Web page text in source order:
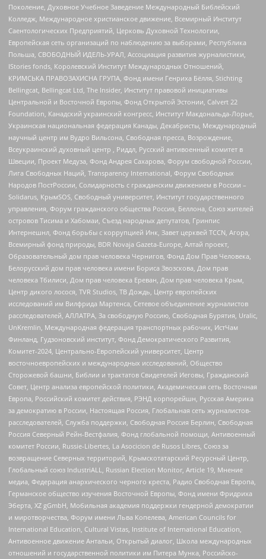
Поколение, Духовное Учебное Заведение Международный Библейский
Колледж, Международное христианское движение, Всемирный Институт
Саентологических Предприятий, Церковь Духовной Технологии,
Европейская сеть организаций по наблюдению за выборами, Республика
Польша, СВОБОДНЫЙ ИДЕЛЬ-УРАЛ, Ассоциация развития журналистики,
IStories fonds, Королевский Институт Международных Отношений,
КРИМСЬКА ПРАВОЗАХИСНА ГРУПА, Фонд имени Генриха Бёлля, Stichting
Bellingcat, Bellingcat Ltd, The Insider, Институт правовой инициативы
Центральной и Восточной Европы, Фонд Открытой Эстонии, Calvert 22
Foundation, Канадский украинский конгресс, Институт Макдональда-Лорье,
Украинская национальная федерация Канады, Декабристы, Международный
научный центр им Вудро Вильсона, Свободная пресса, Возрождение,
Всеукраинский духовный центр , Риддл, Русский антивоенный комитет в
Швеции, Проект Медуза, Фонд Андрея Сахарова, Форум свободной России,
Лига Свободных Наций, Transparеncy International, Форум Свободных
Народов ПостРоссии, Солидарность с гражданским движением в России –
Solidarus, КрымSOS, Свободный университет, Институт государственного
управления, Форум гражданского общества Россия, Беллона, Союз жителей
островов Тисима и Хабомаи, Съезд народных депутатов, Гринпис
Интернешнл, Фонд борьбы с коррупцией Инк, Завет церквей TCCN, Агора,
Всемирный фонд природы, BDR Novaja Gazeta-Europe, Алтай проект,
Образовательный дом прав человека Чернигов, Фонд Дом Прав Человека,
Белорусский дом прав человека имени Бориса Звозскова, Дом прав
человека Тбилиси, Дом прав человека Ереван, Дом прав человека Крым,
Центр дикого лосося, TVR Studios, ТВ Дождь, Центр европейских
исследований им Вилфрида Мартенса, Сетевое объединение журналистов
расследователей, АЛЛАТРА, За свободную Россию, Свободная Бурятия, Uralic,
UnKremlin, Международная федерация транспортных рабочих, ИстЧам
Финланд, Гудзоновский институт, Фонд Демократического Развития,
Комитет-2024, Центрально-Европейский университет, Центр
восточноевропейских и международных исследований, Общество
Сторожевой башни, Библии и трактатов Свидетелей Иеговы, Гражданский
Совет, Центр анализа европейской политики, Академическая сеть Восточная
Европа, Российский комитет действия, РЭНД корпорейшн, Русская Америка
за демократию в России, Настоящая Россия, Глобальная сеть журналистов-
расследователей, Служба поддержки, Свободная Россия Берлин, Свободная
Россия Северный Рейн-Вестфалия, Фонд глобальной помощи, Антивоенный
комитет России, Russie-Libertes, La Asocicion de Rusos Libres, Союз за
возвращение Северных территорий, Крымскотатарский Ресурсный Центр,
Глобальный союз IndustriALL, Russian Election Monitor, Article 19, Мнение
медиа, Федерация анархического черного креста, Радио Свободная Европа,
Германское общество изучения Восточной Европы, Фонд имени Фридриха
Эберта, XZ gGmbH, Мобильная академия поддержки гендерной демократии
и миротворчества, Форум имени Льва Копелева, American Councils for
International Education, Cultural Vistas, Institute of International Education,
Антивоенное движение Антальи, Открытый диалог, Школа международных
отношений и государственной политики им Питера Мунка, Российско-